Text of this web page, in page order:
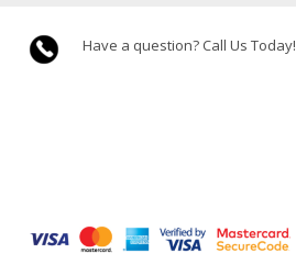
Have a question? Call Us Today!